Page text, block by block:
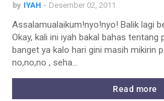
by IYAH Desember 02, 2011
Assalamualaikum!nyo!nyo! Balik lagi
Okay, kali ini iyah bakal bahas tentang
banget ya kalo hari gini masih mikirin
no,no,no , seha…
Read more